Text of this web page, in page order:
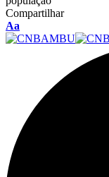
Compartilhar
Aa